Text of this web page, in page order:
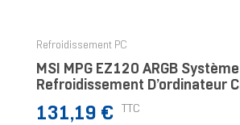
Refroidissement PC
MSI MPG EZ120 ARGB
Refroidissement D’ordinateur
Processeur Kit Watercooling 12
Prix
131,19 € TTC